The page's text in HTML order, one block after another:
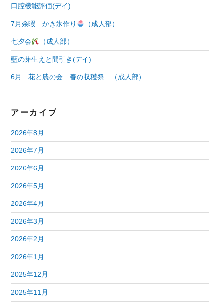
ョ
ン
口腔機能評価(デイ)
7月余暇 かき氷作り （成人部）
七夕会 （成人部）
藍の芽生えと間引き(デイ)
6月 花と農の会 春の収穫祭 （成人部）
アーカイブ
2026年8月
2026年7月
2026年6月
2026年5月
2026年4月
2026年3月
2026年2月
2026年1月
2025年12月
2025年11月